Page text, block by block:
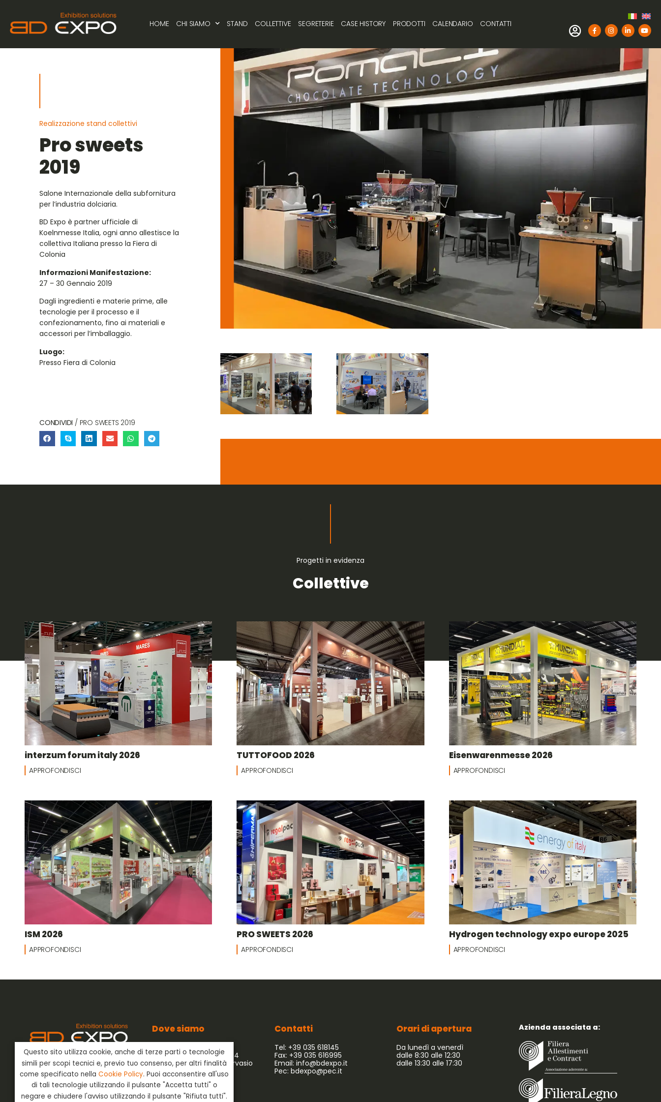
HOME CHI SIAMO STAND COLLETTIVE SEGRETERIE CASE HISTORY PRODOTTI CALENDARIO CONTATTI
Realizzazione stand collettivi
Pro sweets
2019
Salone Internazionale della subfornitura
per l’industria dolciaria.
BD Expo è partner ufficiale di
Koelnmesse Italia, ogni anno allestisce la
collettiva Italiana presso la Fiera di
Colonia
Informazioni Manifestazione:
27 – 30 Gennaio 2019
Dagli ingredienti e materie prime, alle
tecnologie per il processo e il
confezionamento, fino ai materiali e
accessori per l’imballaggio.
Luogo:
Presso Fiera di Colonia
CONDIVIDI / PRO SWEETS 2019
Progetti in evidenza
Collettive
interzum forum italy 2026
APPROFONDISCI
TUTTOFOOD 2026
APPROFONDISCI
Eisenwarenmesse 2026
APPROFONDISCI
ISM 2026
APPROFONDISCI
PRO SWEETS 2026
APPROFONDISCI
Hydrogen technology expo europe 2025
APPROFONDISCI
BD Expo s.r.l.è presente nel
settore degli allestimenti
fieristici già negli anni ’80 e offre
ai suoi clienti un servizio chiavi in
mano in Italia e all’estero.
Dove siamo
BD Expo s.r.l.
Via dell’Artigianato 54/64
24042 Capriate San Gervasio
Bergamo - Italia
Contatti
Tel: +39 035 618145
Fax: +39 035 616995
Email: info@bdexpo.it
Pec: bdexpo@pec.it
Orari di apertura
Da lunedì a venerdì
dalle 8:30 alle 12:30
dalle 13:30 alle 17:30
Azienda associata a:
Questo sito utilizza cookie, anche di terze parti o tecnologie
simili per scopi tecnici e, previo tuo consenso, per altri finalità
come specificato nella Cookie Policy. Puoi acconsentire all'uso
di tali tecnologie utilizzando il pulsante "Accetta tutti" o
negare e chiudere l'avviso utilizzando il pulsante "Rifiuta tutti".